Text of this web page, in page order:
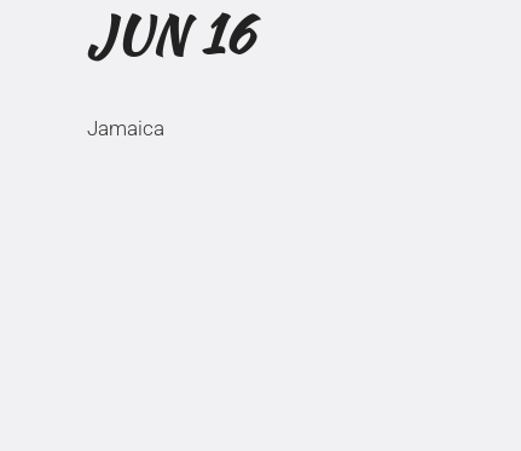
JUN 16
Jamaica